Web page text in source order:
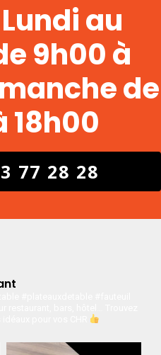
au
9h00 à
de
18h00
77 28 28